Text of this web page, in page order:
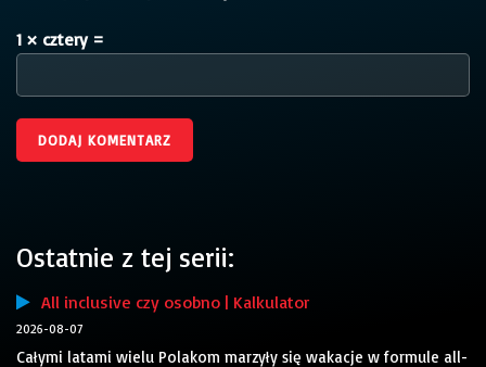
1 × cztery =
Ostatnie z tej serii:
All inclusive czy osobno | Kalkulator
2026-08-07
Całymi latami wielu Polakom marzyły się wakacje w formule all-